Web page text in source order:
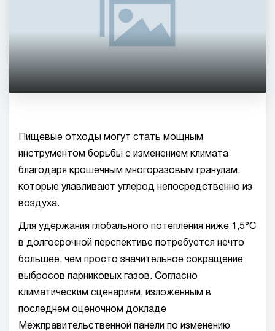
Пищевые отходы могут стать мощным
инструментом борьбы с изменением климата
благодаря крошечным многоразовым гранулам,
которые улавливают углерод непосредственно из
воздуха.
Для удержания глобального потепления ниже 1,5°C
в долгосрочной перспективе потребуется нечто
большее, чем просто значительное сокращение
выбросов парниковых газов. Согласно
климатическим сценариям, изложенным в
последнем оценочном докладе
Межправительственной панели по изменению